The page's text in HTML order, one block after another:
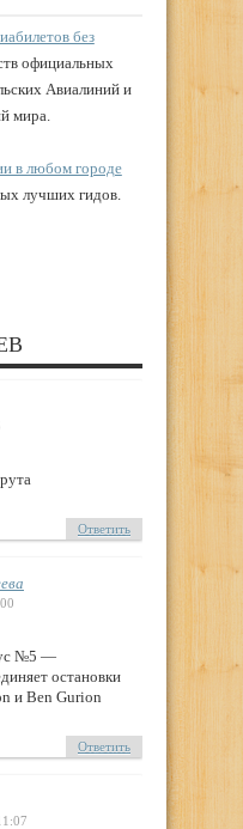
без
официальных
Авиалиний и
мира.
в любом городе
лучших гидов.
Ответить
№5 —
остановки
и Ben Gurion
Ответить